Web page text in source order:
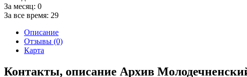
За месяц: 0
За все время: 29
Описание
Отзывы (0)
Карта
Контакты, описание Архив